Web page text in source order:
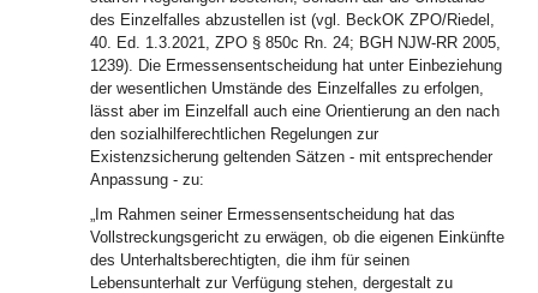
des Einzelfalles abzustellen ist (vgl. BeckOK ZPO/Riedel,
40. Ed. 1.3.2021, ZPO § 850c Rn. 24; BGH NJW-RR 2005,
1239). Die Ermessensentscheidung hat unter Einbeziehung
der wesentlichen Umstände des Einzelfalles zu erfolgen,
lässt aber im Einzelfall auch eine Orientierung an den nach
den sozialhilferechtlichen Regelungen zur
Existenzsicherung geltenden Sätzen - mit entsprechender
Anpassung - zu:
„Im Rahmen seiner Ermessensentscheidung hat das
Vollstreckungsgericht zu erwägen, ob die eigenen Einkünfte
des Unterhaltsberechtigten, die ihm für seinen
Lebensunterhalt zur Verfügung stehen, dergestalt zu